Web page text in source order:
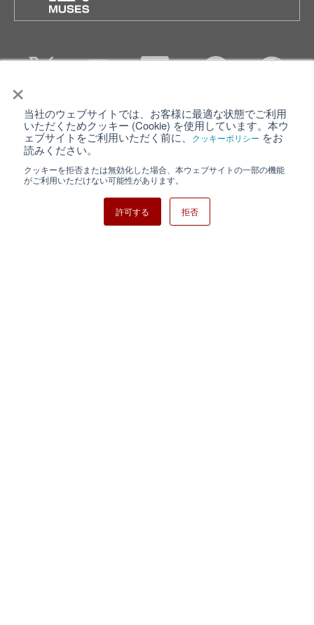
×
当社のウェブサイトでは、お客様に最適な状態でご利用
いただくためクッキー (Cookie) を使用しています。本ウ
ェブサイトをご利用いただく前に、
クッキーポリシー をお
読みください。
クッキーを拒否または無効化した場合、本ウェブサイトの一部の機能
がご利用いただけない可能性があります。
許可する 拒否
個人情報保護について ウェブサイト利用規約
クッキーポリシー
日清紡ホールディングス
Copyright ⓒ Nisshinbo Micro Devices Inc. All Rights Reserved.